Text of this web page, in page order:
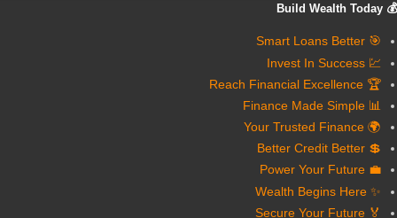
💰 Build Wealth Today
🎯 Smart Loans Better
💹 Invest In Success
🏆 Reach Financial Excellence
📊 Finance Made Simple
🌍 Your Trusted Finance
💲 Better Credit Better
💼 Power Your Future
✨ Wealth Begins Here
🏅 Secure Your Future